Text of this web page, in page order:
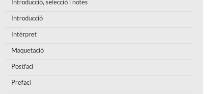
Introducció, selecció i notes
Introducció
Intèrpret
Maquetació
Postfaci
Prefaci